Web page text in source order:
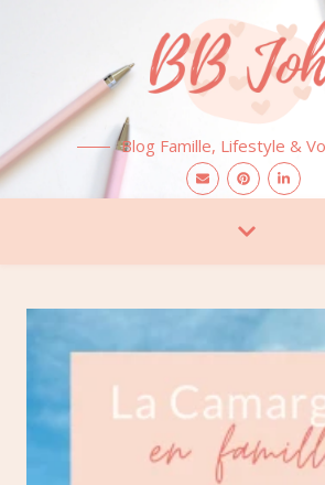
Blog Famille, Lifestyle &